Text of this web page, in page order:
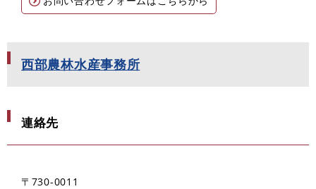
西部農林水産事務所
連絡先
〒730-0011